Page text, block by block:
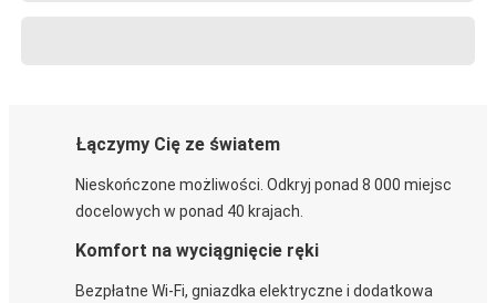
Łączymy Cię ze światem
Nieskończone możliwości. Odkryj ponad 8 000 miejsc
docelowych w ponad 40 krajach.
Komfort na wyciągnięcie ręki
Bezpłatne Wi-Fi, gniazdka elektryczne i dodatkowa